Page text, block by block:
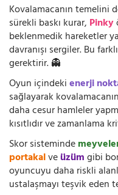
Kovalamacanın temelini
sürekli baskı kurar, Pinky
beklenmedik hareketler
davranışı sergiler. Bu
gerektirir. 👻
Oyun içindekienerji
sağlayarak
daha cesur hamleler
kısıtlıdır ve zamanlama
Skor sisteminde
portakalveüzümgibi
oyuncuyu daha riskli
ustalaşmayı teşvik eden